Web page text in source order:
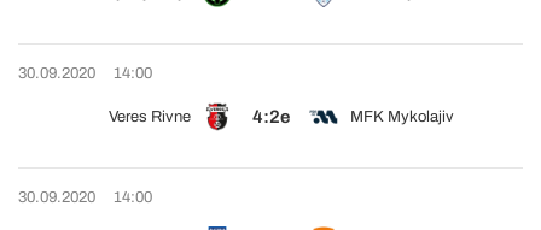
30.09.2020 14:00
Veres Rivne 4:2e MFK Mykolajiv
30.09.2020 14:00